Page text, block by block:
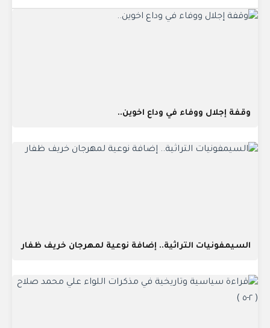
وقفة إجلال ووفاء في وداع اخوين..
السيمفونيات التراثية.. إضافة نوعية لمهرجان خريف ظفار